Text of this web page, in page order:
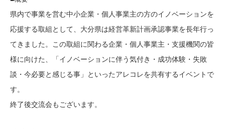
県内で事業を営む中小企業・個人事業主の方のイノベーションを
応援する取組として、大分県は経営革新計画承認事業を長年行っ
てきました。この取組に関わる企業・個人事業主・支援機関の皆
様に向けた、「イノベーションに伴う気付き・成功体験・失敗
談・今必要と感じる事」といったアレコレを共有するイベントで
す。
終了後交流会もございます。